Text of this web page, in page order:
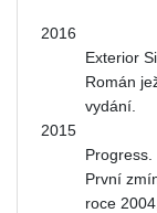
2016
Exterior
Román
vydání.
2015
Progress.
První
roce